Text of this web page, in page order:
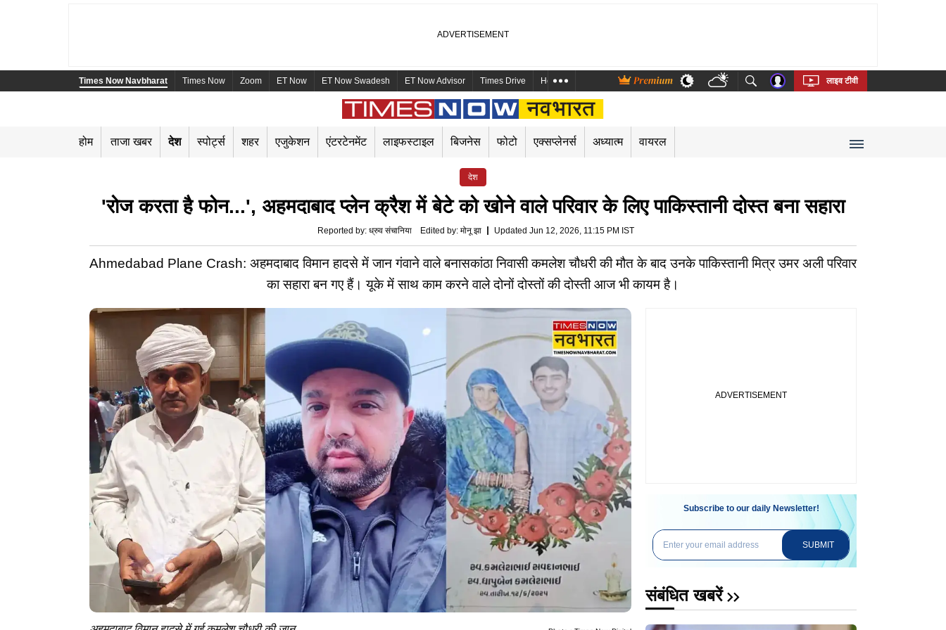
Times Now Navbharat Times Now Zoom ET Now ET Now Swadesh ET Now Advisor Times Drive Health and Me Marathi Bengali Telugu Tamil Kannada Malayalam
लाइव टीवी
होम ताजा खबर देश स्पोर्ट्स शहर एजुकेशन एंटरटेनमेंट लाइफस्टाइल बिजनेस फोटो एक्सप्लेनर्स अध्यात्म वायरल
देश
'रोज करता है फोन...', अहमदाबाद प्लेन क्रैश में बेटे को खोने वाले परिवार के लिए पाकिस्तानी दोस्त बना सहारा
Reported by: ध्रुव संचानिया Edited by: मोनू झा Updated Jun 12, 2026, 11:15 PM IST
Ahmedabad Plane Crash: अहमदाबाद विमान हादसे में जान गंवाने वाले बनासकांठा निवासी कमलेश चौधरी की मौत के बाद उनके पाकिस्तानी मित्र उमर अली परिवार
का सहारा बन गए हैं। यूके में साथ काम करने वाले दोनों दोस्तों की दोस्ती आज भी कायम है।
Subscribe to our daily Newsletter!
SUBMIT
संबंधित खबरें